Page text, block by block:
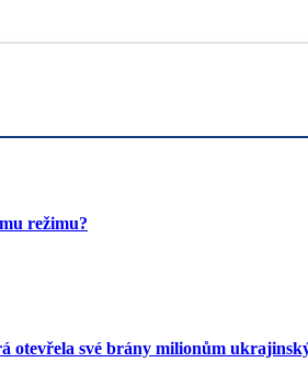
režimu?
své brány milionům